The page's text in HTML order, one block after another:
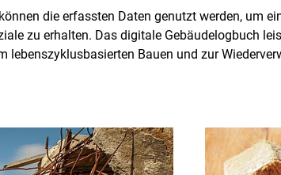
die erfassten Daten genutzt werden, um
zu erhalten. Das digitale Gebäudelogbuch
lebenszyklusbasierten Bauen und zur